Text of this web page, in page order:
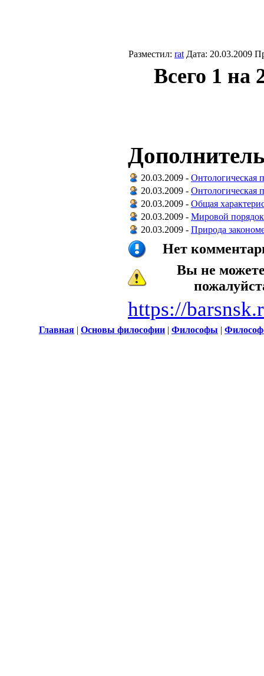
Разместил: rat Дата: 20.03.2009
Всего 1 на
20.03.2009 - Онтологическая
20.03.2009 - Онтологическая
20.03.2009 - Общая
20.03.2009 - Мировой порядок
20.03.2009 - Природа
Нет
Вы не
https://
Главная | Основы философии | Философы |